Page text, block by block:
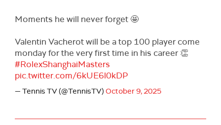
Moments he will never forget 🤩
Valentin Vacherot will be a top 100 player come
monday for the very first time in his career 👏
#RolexShanghaiMasters
pic.twitter.com/6kUE6l0kDP
— Tennis TV (@TennisTV) October 9, 2025